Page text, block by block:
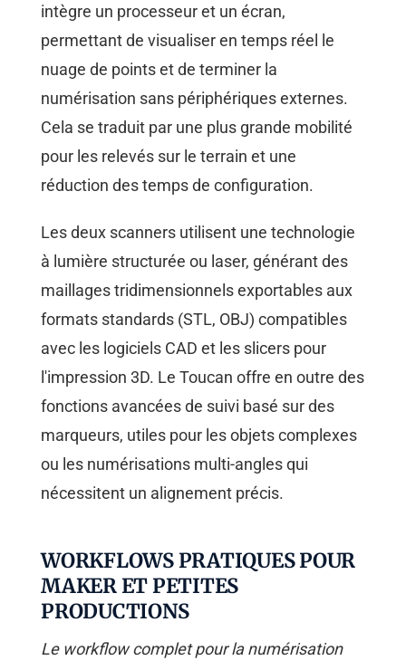
intègre un processeur et un écran,
permettant de visualiser en temps réel le
nuage de points et de terminer la
numérisation sans périphériques externes.
Cela se traduit par une plus grande mobilité
pour les relevés sur le terrain et une
réduction des temps de configuration.
Les deux scanners utilisent une technologie
à lumière structurée ou laser, générant des
maillages tridimensionnels exportables aux
formats standards (STL, OBJ) compatibles
avec les logiciels CAD et les slicers pour
l'impression 3D. Le Toucan offre en outre des
fonctions avancées de suivi basé sur des
marqueurs, utiles pour les objets complexes
ou les numérisations multi-angles qui
nécessitent un alignement précis.
WORKFLOWS PRATIQUES POUR
MAKER ET PETITES
PRODUCTIONS
Le workflow complet pour la numérisation